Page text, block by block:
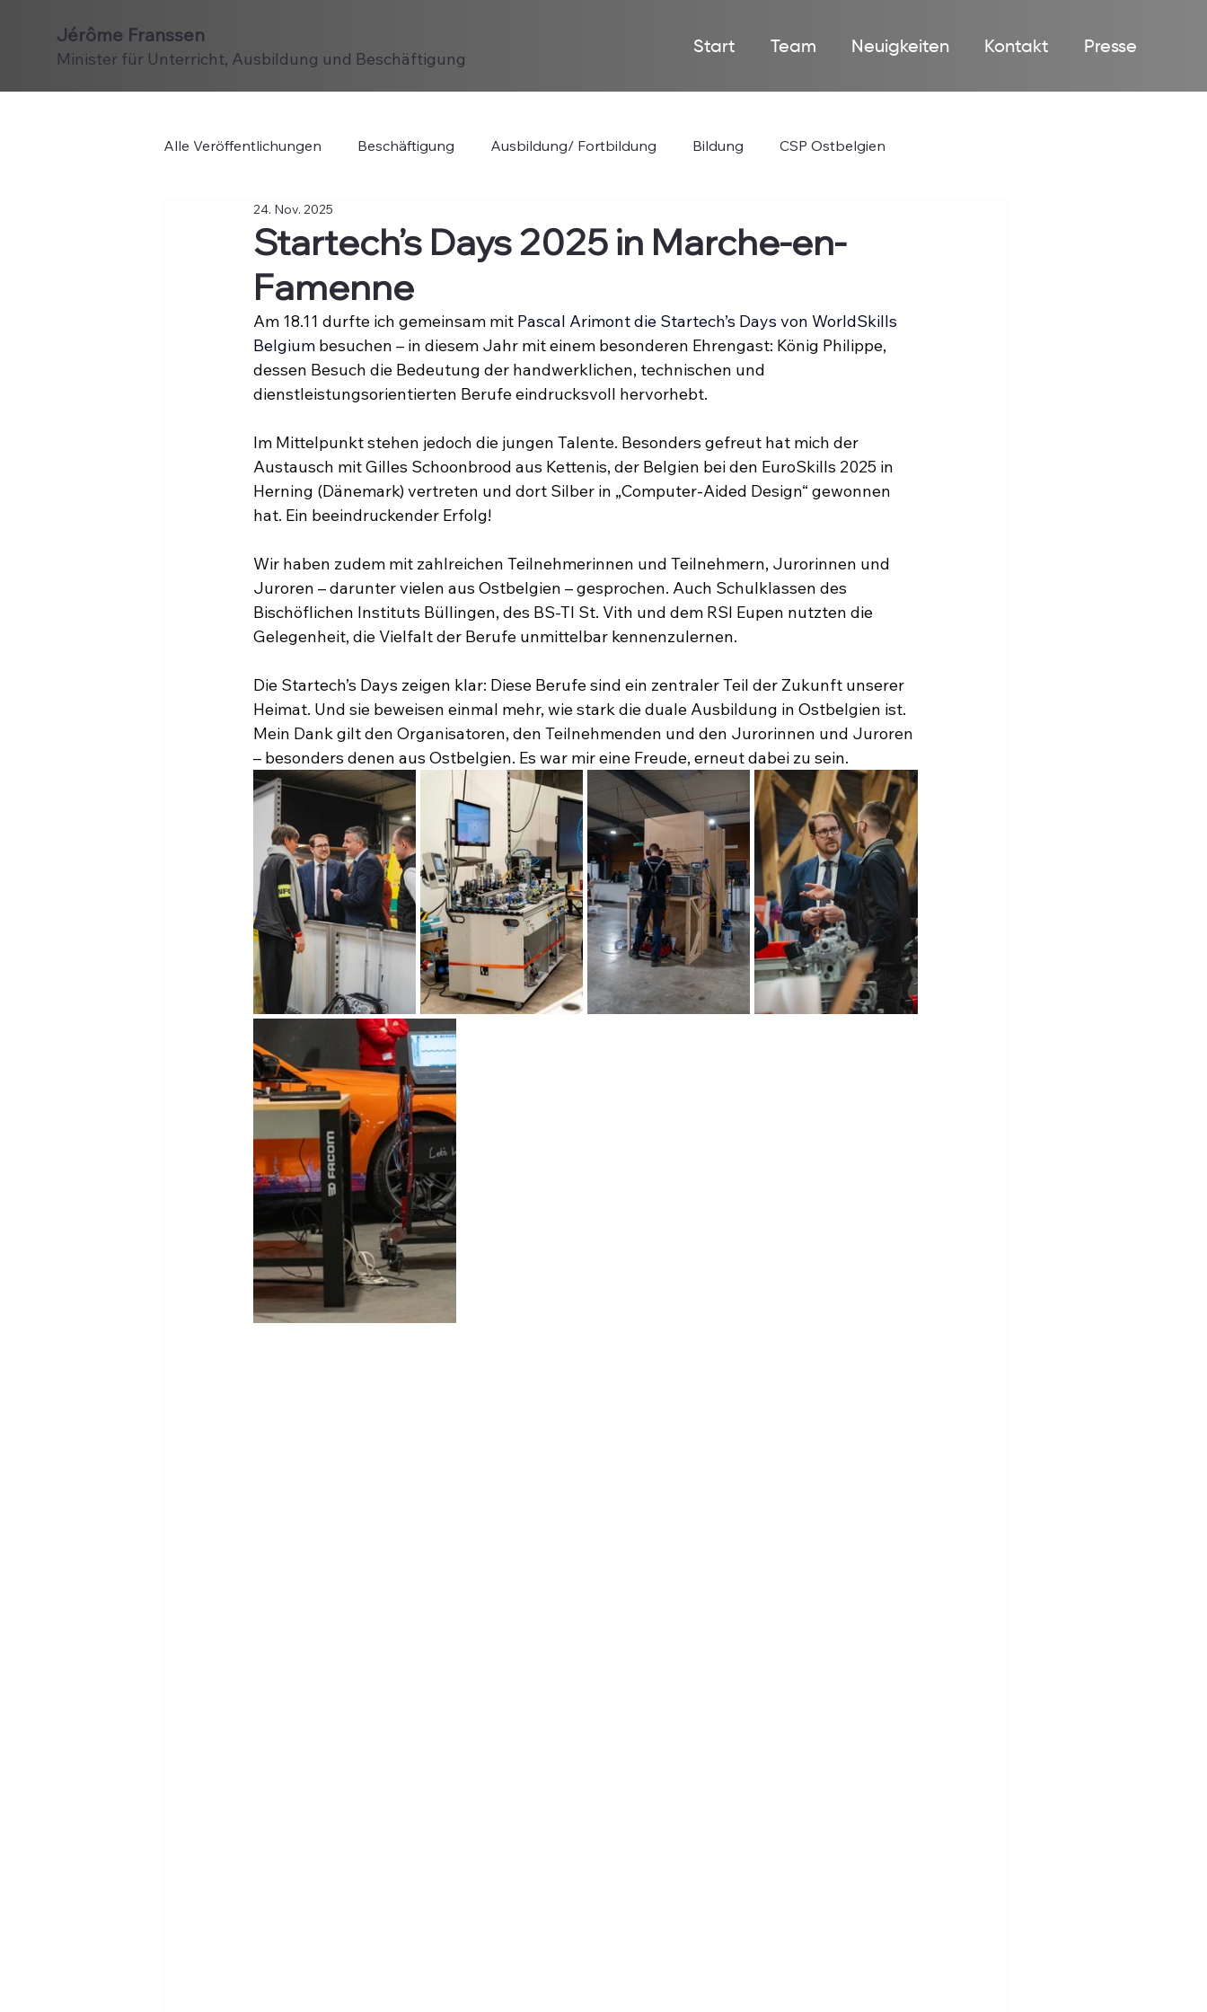
Jérôme Franssen
Minister für Unterricht, Ausbildung und Beschäftigung
Start Team Neuigkeiten Kontakt Presse
Alle Veröffentlichungen Beschäftigung Ausbildung/ Fortbildung Bildung CSP Ostbelgien
Startech’s Days 2025 in Marche-en-
Famenne
24. Nov. 2025
Am 18.11 durfte ich gemeinsam mit Pascal Arimont die Startech’s Days von WorldSkills
Belgium besuchen – in diesem Jahr mit einem besonderen Ehrengast: König Philippe,
dessen Besuch die Bedeutung der handwerklichen, technischen und
dienstleistungsorientierten Berufe eindrucksvoll hervorhebt.
Im Mittelpunkt stehen jedoch die jungen Talente. Besonders gefreut hat mich der
Austausch mit Gilles Schoonbrood aus Kettenis, der Belgien bei den EuroSkills 2025 in
Herning (Dänemark) vertreten und dort Silber in „Computer-Aided Design“ gewonnen
hat. Ein beeindruckender Erfolg!
Wir haben zudem mit zahlreichen Teilnehmerinnen und Teilnehmern, Jurorinnen und
Juroren – darunter vielen aus Ostbelgien – gesprochen. Auch Schulklassen des
Bischöflichen Instituts Büllingen, des BS-TI St. Vith und dem RSI Eupen nutzten die
Gelegenheit, die Vielfalt der Berufe unmittelbar kennenzulernen.
Die Startech’s Days zeigen klar: Diese Berufe sind ein zentraler Teil der Zukunft unserer
Heimat. Und sie beweisen einmal mehr, wie stark die duale Ausbildung in Ostbelgien ist.
Mein Dank gilt den Organisatoren, den Teilnehmenden und den Jurorinnen und Juroren
– besonders denen aus Ostbelgien. Es war mir eine Freude, erneut dabei zu sein.